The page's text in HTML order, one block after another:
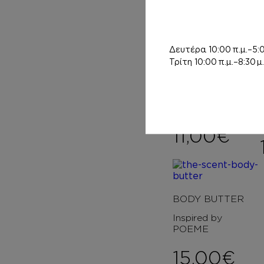
11,00€
BODY BUTTER
Inspired by
POEME
15,00€
Δευτέρα 10:00
Τρίτη 10:00 π.μ.–8:30